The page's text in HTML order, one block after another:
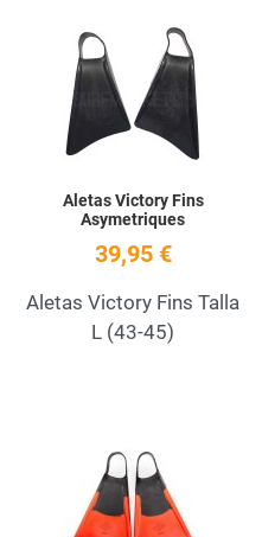
Aletas Victory Fins
Asymetriques
39,95 €
Aletas Victory Fins Talla
L (43-45)